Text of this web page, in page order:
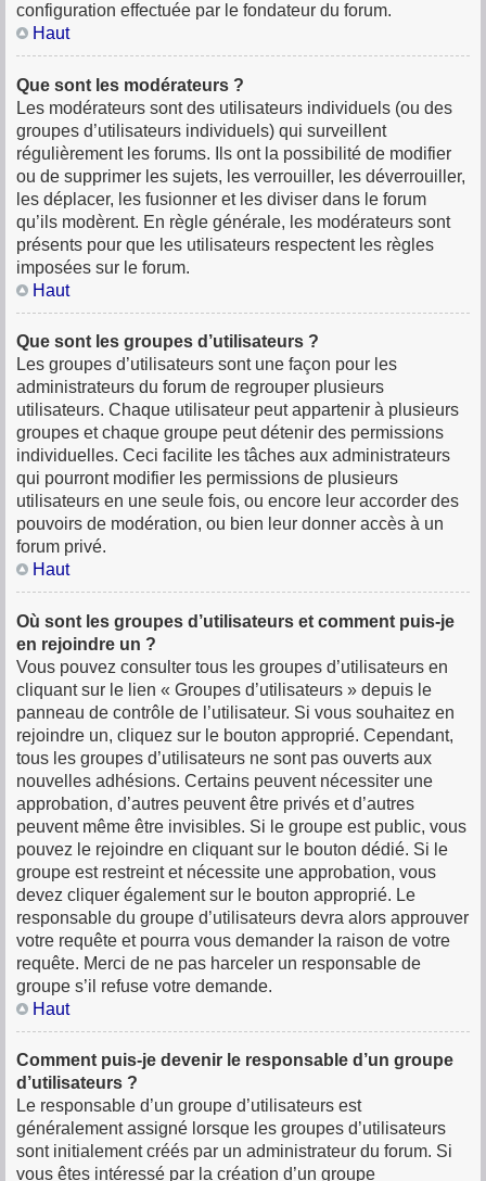
configuration effectuée par le fondateur du forum.
Haut
Que sont les modérateurs ?
Les modérateurs sont des utilisateurs individuels (ou des
groupes d’utilisateurs individuels) qui surveillent
régulièrement les forums. Ils ont la possibilité de modifier
ou de supprimer les sujets, les verrouiller, les déverrouiller,
les déplacer, les fusionner et les diviser dans le forum
qu’ils modèrent. En règle générale, les modérateurs sont
présents pour que les utilisateurs respectent les règles
imposées sur le forum.
Haut
Que sont les groupes d’utilisateurs ?
Les groupes d’utilisateurs sont une façon pour les
administrateurs du forum de regrouper plusieurs
utilisateurs. Chaque utilisateur peut appartenir à plusieurs
groupes et chaque groupe peut détenir des permissions
individuelles. Ceci facilite les tâches aux administrateurs
qui pourront modifier les permissions de plusieurs
utilisateurs en une seule fois, ou encore leur accorder des
pouvoirs de modération, ou bien leur donner accès à un
forum privé.
Haut
Où sont les groupes d’utilisateurs et comment puis-je
en rejoindre un ?
Vous pouvez consulter tous les groupes d’utilisateurs en
cliquant sur le lien « Groupes d’utilisateurs » depuis le
panneau de contrôle de l’utilisateur. Si vous souhaitez en
rejoindre un, cliquez sur le bouton approprié. Cependant,
tous les groupes d’utilisateurs ne sont pas ouverts aux
nouvelles adhésions. Certains peuvent nécessiter une
approbation, d’autres peuvent être privés et d’autres
peuvent même être invisibles. Si le groupe est public, vous
pouvez le rejoindre en cliquant sur le bouton dédié. Si le
groupe est restreint et nécessite une approbation, vous
devez cliquer également sur le bouton approprié. Le
responsable du groupe d’utilisateurs devra alors approuver
votre requête et pourra vous demander la raison de votre
requête. Merci de ne pas harceler un responsable de
groupe s’il refuse votre demande.
Haut
Comment puis-je devenir le responsable d’un groupe
d’utilisateurs ?
Le responsable d’un groupe d’utilisateurs est
généralement assigné lorsque les groupes d’utilisateurs
sont initialement créés par un administrateur du forum. Si
vous êtes intéressé par la création d’un groupe